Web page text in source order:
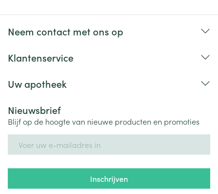
Neem contact met ons op
Klantenservice
Uw apotheek
Nieuwsbrief
Blijf op de hoogte van nieuwe producten en promoties
Inschrijven